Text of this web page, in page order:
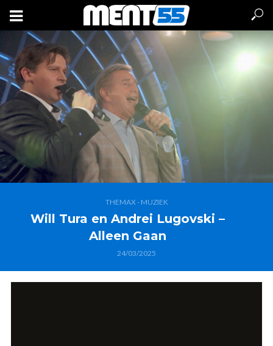
THEMAX - MUZIEK
Will Tura en Andrei Lugovski –
Alleen Gaan
24/03/2025